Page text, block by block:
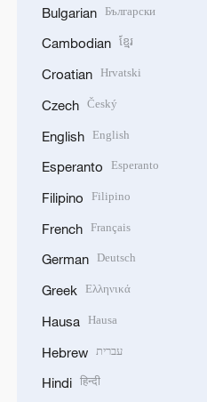
Bulgarian Български
Cambodian ខ្មែរ
Croatian Hrvatski
Czech Český
English English
Esperanto Esperanto
Filipino Filipino
French Français
German Deutsch
Greek Ελληνικά
Hausa Hausa
Hebrew עברית
Hindi हिन्दी